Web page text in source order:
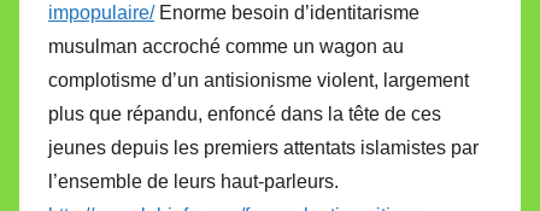
impopulaire/Enorme besoin d’identitarisme
musulman accroché comme un wagon au
complotisme d’un antisionisme violent, largement
plus que répandu, enfoncé dans la tête de ces
jeunes depuis les premiers attentats islamistes par
l’ensemble de leurs haut-parleurs.